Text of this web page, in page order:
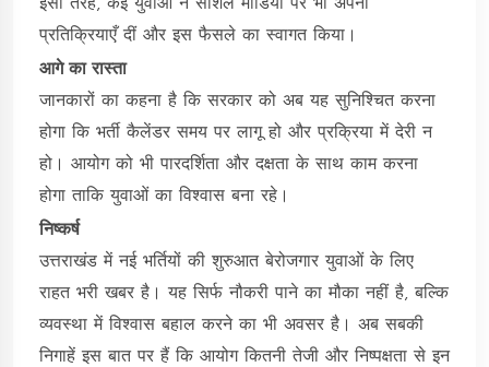
प्रतिक्रियाएँ दीं और इस फैसले का स्वागत किया।
आगे का रास्ता
जानकारों का कहना है कि सरकार को अब यह सुनिश्चित करना
होगा कि भर्ती कैलेंडर समय पर लागू हो और प्रक्रिया में देरी न
हो। आयोग को भी पारदर्शिता और दक्षता के साथ काम करना
होगा ताकि युवाओं का विश्वास बना रहे।
निष्कर्ष
उत्तराखंड में नई भर्तियों की शुरुआत बेरोजगार युवाओं के लिए
राहत भरी खबर है। यह सिर्फ नौकरी पाने का मौका नहीं है, बल्कि
व्यवस्था में विश्वास बहाल करने का भी अवसर है। अब सबकी
निगाहें इस बात पर हैं कि आयोग कितनी तेजी और निष्पक्षता से इन